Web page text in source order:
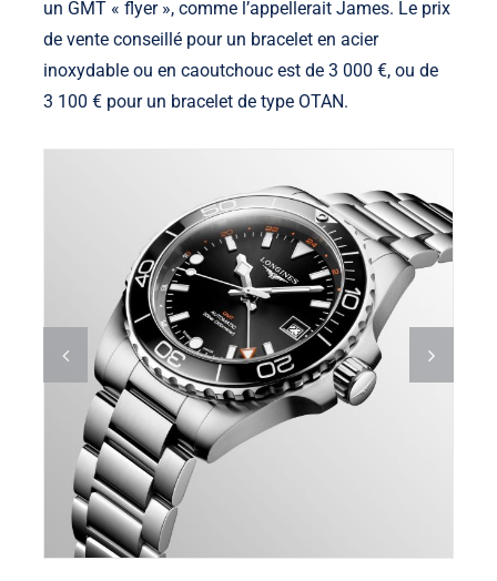
un GMT « flyer », comme l’appellerait James. Le prix
de vente conseillé pour un bracelet en acier
inoxydable ou en caoutchouc est de 3 000 €, ou de
3 100 € pour un bracelet de type OTAN.